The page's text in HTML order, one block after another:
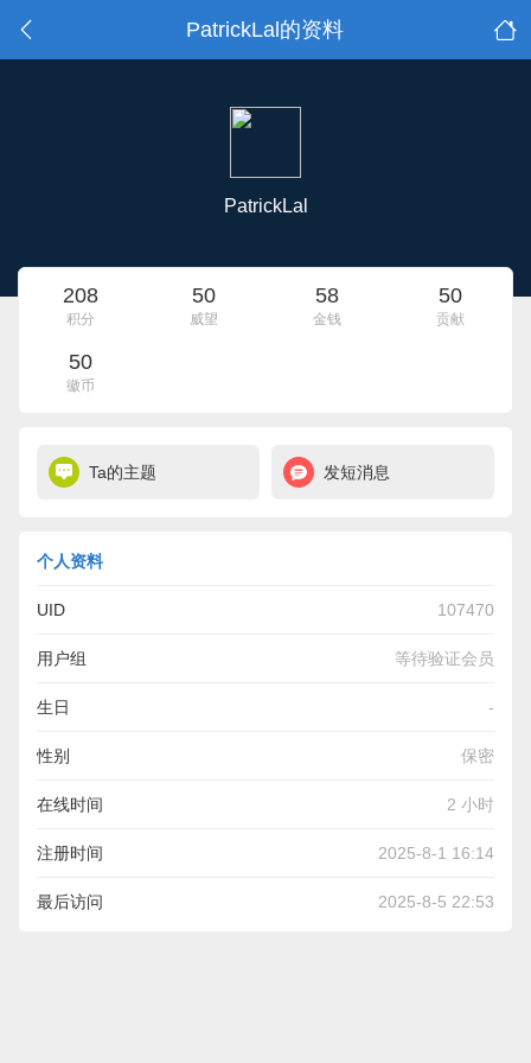
PatrickLal的资料
PatrickLal
208
积分
50
威望
58
金钱
50
贡献
50
徽币
Ta的主题 发短消息
个人资料
UID 107470
用户组 等待验证会员
生日 -
性别 保密
在线时间 2 小时
注册时间 2025-8-1 16:14
最后访问 2025-8-5 22:53